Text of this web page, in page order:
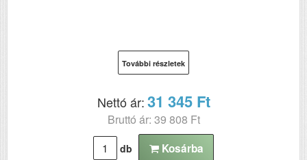
További részletek
Nettó ár:31 345 Ft
Bruttó ár: 39 808 Ft
db Kosárba